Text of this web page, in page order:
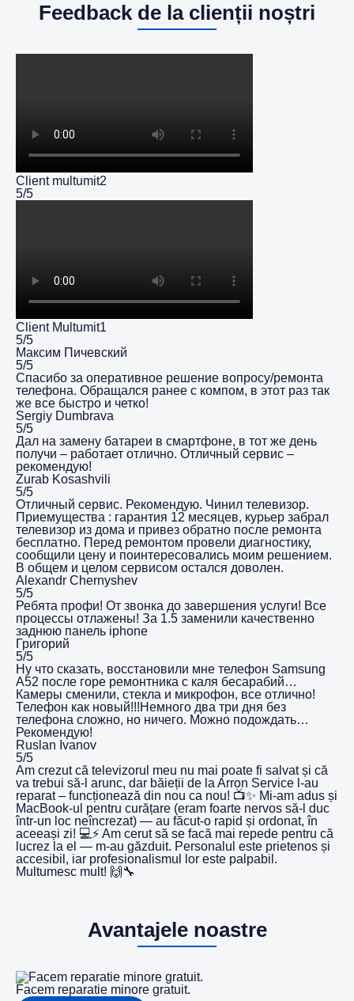
Feedback de la clienții noștri
Client multumit2
5/5
Client Multumit1
5/5
Максим Пичевский
5/5
Спасибо за оперативное решение вопросу/ремонта
телефона. Обращался ранее с компом, в этот раз так
же все быстро и четко!
Sergiy Dumbrava
5/5
Дал на замену батареи в смартфоне, в тот же день
получи – работает отлично. Отличный сервис –
рекомендую!
Zurab Kosashvili
5/5
Отличный сервис. Рекомендую. Чинил телевизор.
Приемущества : гарантия 12 месяцев, курьер забрал
телевизор из дома и привез обратно после ремонта
бесплатно. Перед ремонтом провели диагностику,
сообщили цену и поинтересовались моим решением.
В общем и целом сервисом остался доволен.
Alexandr Chernyshev
5/5
Ребята профи! От звонка до завершения услуги! Все
процессы отлажены! За 1.5 заменили качественно
заднюю панель iphone
Григорий
5/5
Ну что сказать, восстановили мне телефон Samsung
A52 после горе ремонтника с каля бесарабий…
Камеры сменили, стекла и микрофон, все отлично!
Телефон как новый!!!Немного два три дня без
телефона сложно, но ничего. Можно подождать…
Рекомендую!
Ruslan Ivanov
5/5
Am crezut că televizorul meu nu mai poate fi salvat și că
va trebui să-l arunc, dar băieții de la Arron Service l-au
reparat – funcționează din nou ca nou! 📺✨ Mi-am adus și
MacBook-ul pentru curățare (eram foarte nervos să-l duc
într-un loc neîncrezat) — au făcut-o rapid și ordonat, în
aceeași zi! 💻⚡️ Am cerut să se facă mai repede pentru că
lucrez la el — m-au găzduit. Personalul este prietenos și
accesibil, iar profesionalismul lor este palpabil.
Multumesc mult! 🙌🔧
Avantajele noastre
Facem reparatie minore gratuit.